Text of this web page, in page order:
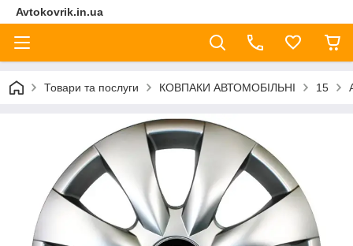
Avtokovrik.in.ua
Товари та послуги КОВПАКИ АВТОМОБІЛЬНІ 15